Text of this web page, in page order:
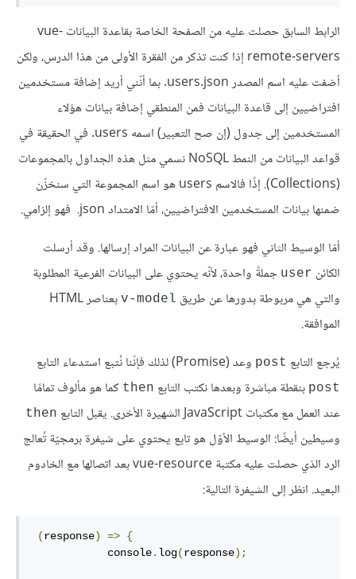
الرابط السابق حصلت عليه من الصفحة الخاصة بقاعدة البيانات vue-
remote-servers إذا كنت تذكر من الفقرة الأولى من هذا الدرس، ولكن
أضفت عليه اسم المصدر users.json. بما أنّني أريد إضافة مستخدمين
افتراضيين إلى قاعدة البيانات فمن المنطقي إضافة بيانات هؤلاء
المستخدمين إلى جدول (إن صح التعبير) اسمه users. في الحقيقة في
قواعد البيانات من النمط NoSQL نسمي مثل هذه الجداول بالمجموعات
(Collections). إذًا فالاسم users هو اسم المجموعة التي سنخزّن
ضمنها بيانات المستخدمين الافتراضيين، أمّا الامتداد ‎ .json فهو إلزامي.
أمّا الوسيط الثاني فهو عبارة عن البيانات المراد إرسالها. وقد أرسلت
الكائن user جملةً واحدة، لأنّه يحتوي على البيانات الفرعية المطلوبة
والتي هي مربوطة بدورها عن طريق v-model
بعناصر HTML
الموافقة.
يُرجع التابع post وعد (Promise) لذلك فإنّنا نُتبع استدعاء التابع
post بنقطة مباشرة وبعدها نكتب التابع then كما هو مألوف تمامًا
عند العمل مع مكتبات JavaScript الشهيرة الأخرى. يقبل التابع
then
وسيطين أيضًا: الوسيط الأوّل هو تابع يحتوي على شيفرة برمجيّة تُعالج
الرد الذي حصلت عليه مكتبة vue-resource بعد اتصالها مع الخادوم
البعيد. انظر إلى الشيفرة التالية:
(response) => {
            console
. log(response);